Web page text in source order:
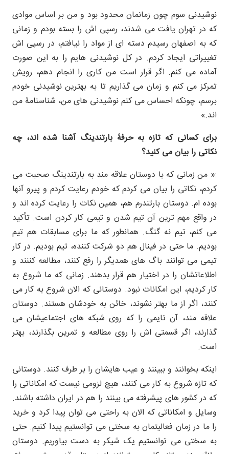
نوشیدنی سوم چون زمانمان محدود بود و من بر اساس موادی
که در تهران یافت می شدند، رسپی اش را بسته بودم و زمانی
که به اصفهان رسیدم دسته ای از مواد را نیافتم، در رسپی اش
تغییراتی ایجاد کردم. در کل نوشیدنی هایم را به این صورت
آماده می کنم. اگر قرار است من کاری را انجام دهم، رویش
تمرکز می کنم و زمان می گذاریم تا به بهترین نوشیدنی خودم
برسم، چونکه احساس می کنم نوشیدنی های من، شناسنامۀ من
اند.»
برای کسانی که تازه به حرفۀ بارتندینگ آشنا شده اند، چه
نکاتی را بیان می کنید؟
:« من زمانی که با دوستان علاقه مند به بارتندینگ صحبت می
کردم، نکاتی را بیان می کردم که خودم رعایت کردم و پیرو آنها
بوده ام. دوستان بارتندرم هم، همین نکات را رعایت کرده اند و
در واقع مهم ترین آن تیم شدن و تیمی کار کردن است. تأکید
می کنم، تیم نه گنگ. همانطور که ما برای مسابقات هم تیم
بودیم. ما حتی در فینال هم دو شرکت کننده، تیم بودیم. در کار
تیمی می توانند باگ های همدیگر را رفع کنند، مطالعه کننند و
اطلاعاتشان را در اختیار هم قرار بدهند. زمانی که ما شروع به
کار کردیم، این امکانات نبود. دوستانی که الان شروع به کار می
کنند، اگر از ما بهتر نشوند، خائن به خودشان هستند. دوستان
علاقه مند، آن تایمی را که روی شبکه های اجتماعیشان می
گذارند، اگر قسمتی اش را روی مطالعه و تمرین بگذارند، بهتر
است.
اینکه بخوانند و ببینند و عیب هایشان را بر طرف کنند. دوستانی
که تازه شروع به کار می کنند، هیچ لزومی نیست که امکاناتی را
که در کشور های پیشرفته می بینند را هم در ایران داشته باشند.
وسایل و امکاناتی که الان به راحتی می توان پیدا کرد و خرید
را ما در زمان فعالیتمان به سختی می توانستیم پیدا کنیم. حتی
به سختی می توانستیم یک شیکر به دست بیاوریم. دوستان